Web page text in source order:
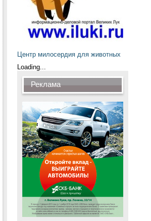
Центр милосердия для животных
Loading...
Реклама